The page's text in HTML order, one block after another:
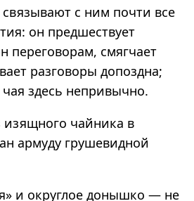
с ним почти все
он предшествует
переговорам, смягчает
разговоры допоздна;
чая здесь непривычно.
чайника в
армуду грушевидной
и округлое донышко — не